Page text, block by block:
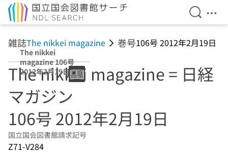
検索を
メ
雑誌The nikkei magazine 巻号106号 2012年2月19日
The nikkei
magazine 106号
2012年2月19日
The nikkei magazine = 日経
マガジン
106号 2012年2月19日
国立国会図書館請求記号
Z71-V284